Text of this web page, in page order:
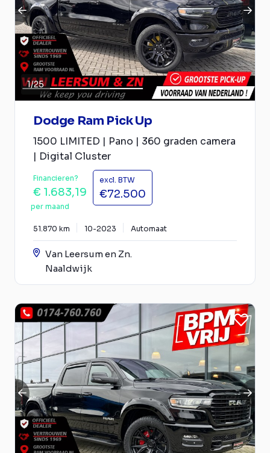
1/25
Dodge Ram Pick Up
1500 LIMITED | Pano | 360 graden camera
| Digital Cluster
Financieren?
€ 1.683,19
per maand
excl. BTW
€72.500
51.870 km 10-2023 Automaat
Van Leersum en Zn.
Naaldwijk